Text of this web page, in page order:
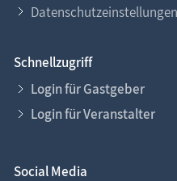
Datenschutzeinstellungen
Schnellzugriff
Login für Gastgeber
Login für Veranstalter
Social Media